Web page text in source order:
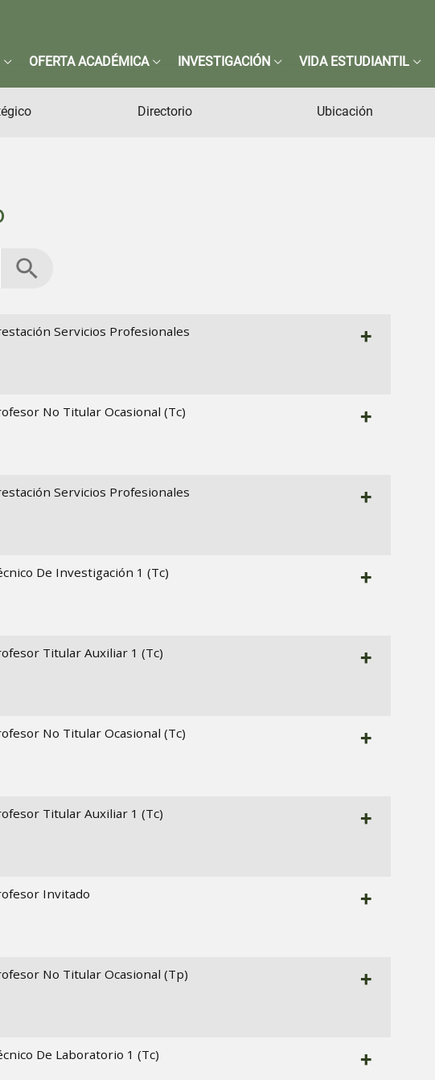
OFERTA ACADÉMICA INVESTIGACIÓN VIDA ESTUDIANTIL
Directorio Ubicación
Servicios Profesionales +
No Titular Ocasional (Tc) +
Servicios Profesionales +
De Investigación 1 (Tc) +
Titular Auxiliar 1 (Tc) +
No Titular Ocasional (Tc) +
Titular Auxiliar 1 (Tc) +
Invitado +
No Titular Ocasional (Tp) +
De Laboratorio 1 (Tc) +